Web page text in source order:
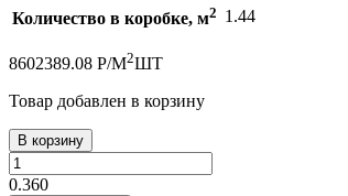
Количество в коробке, м2 1.44
8602389.08 Р/М2ШТ
Товар добавлен в корзину
В корзину
0.360